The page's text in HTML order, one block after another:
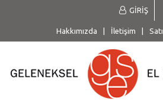
GİRİŞ
Hakkımızda İletişim